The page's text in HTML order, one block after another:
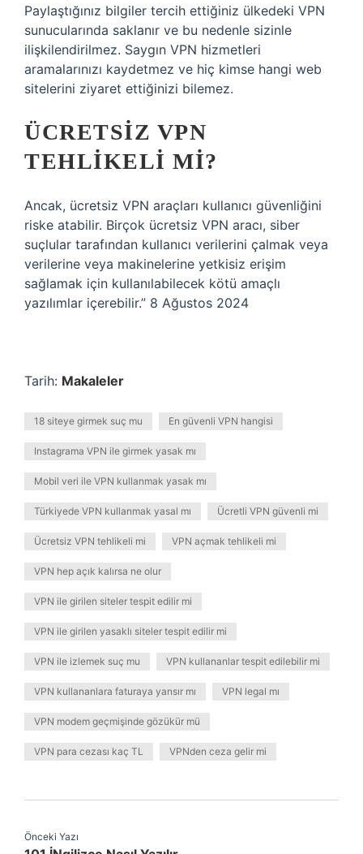
Paylaştığınız bilgiler tercih ettiğiniz ülkedeki VPN
sunucularında saklanır ve bu nedenle sizinle
ilişkilendirilmez. Saygın VPN hizmetleri
aramalarınızı kaydetmez ve hiç kimse hangi web
sitelerini ziyaret ettiğinizi bilemez.
ÜCRETSIZ VPN
TEHLIKELI MI?
Ancak, ücretsiz VPN araçları kullanıcı güvenliğini
riske atabilir. Birçok ücretsiz VPN aracı, siber
suçlular tarafından kullanıcı verilerini çalmak veya
verilerine veya makinelerine yetkisiz erişim
sağlamak için kullanılabilecek kötü amaçlı
yazılımlar içerebilir.” 8 Ağustos 2024
Tarih: Makaleler
18 siteye girmek suç mu En güvenli VPN hangisi
Instagrama VPN ile girmek yasak mı
Mobil veri ile VPN kullanmak yasak mı
Türkiyede VPN kullanmak yasal mı Ücretli VPN güvenli mi
Ücretsiz VPN tehlikeli mi VPN açmak tehlikeli mi
VPN hep açık kalırsa ne olur
VPN ile girilen siteler tespit edilir mi
VPN ile girilen yasaklı siteler tespit edilir mi
VPN ile izlemek suç mu VPN kullananlar tespit edilebilir mi
VPN kullananlara faturaya yansır mı VPN legal mı
VPN modem geçmişinde gözükür mü
VPN para cezası kaç TL VPNden ceza gelir mi
Önceki Yazı